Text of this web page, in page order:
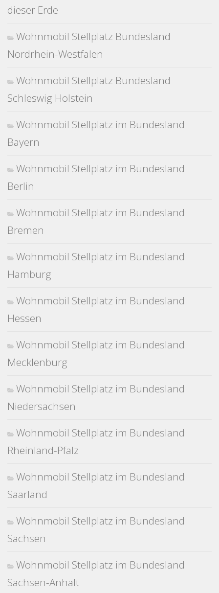
dieser Erde
Wohnmobil Stellplatz Bundesland
Nordrhein-Westfalen
Wohnmobil Stellplatz Bundesland
Schleswig Holstein
Wohnmobil Stellplatz im Bundesland
Bayern
Wohnmobil Stellplatz im Bundesland
Berlin
Wohnmobil Stellplatz im Bundesland
Bremen
Wohnmobil Stellplatz im Bundesland
Hamburg
Wohnmobil Stellplatz im Bundesland
Hessen
Wohnmobil Stellplatz im Bundesland
Mecklenburg
Wohnmobil Stellplatz im Bundesland
Niedersachsen
Wohnmobil Stellplatz im Bundesland
Rheinland-Pfalz
Wohnmobil Stellplatz im Bundesland
Saarland
Wohnmobil Stellplatz im Bundesland
Sachsen
Wohnmobil Stellplatz im Bundesland
Sachsen-Anhalt